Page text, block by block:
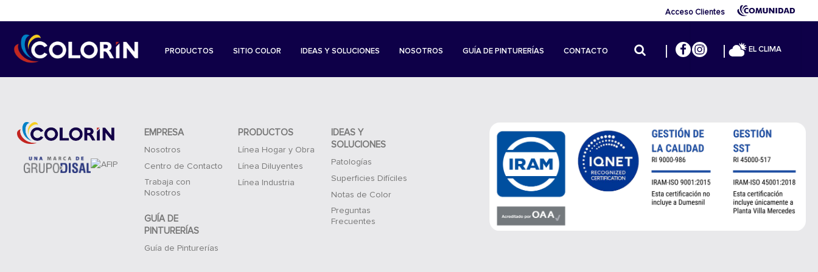
Acceso Clientes
PRODUCTOS SITIO COLOR IDEAS Y SOLUCIONES NOSOTROS GUÍA DE PINTURERÍAS CONTACTO EL CLIMA
EMPRESA
Nosotros
Centro de Contacto
Trabaja con
Nosotros
GUÍA DE
PINTURERÍAS
Guía de Pinturerías
PRODUCTOS
Línea Hogar y Obra
Línea Diluyentes
Línea Industria
IDEAS Y
SOLUCIONES
Patologías
Superficies Difíciles
Notas de Color
Preguntas
Frecuentes